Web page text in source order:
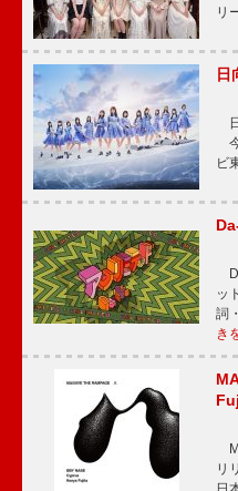
リ
日
ビ
ッ
詞
き
リ